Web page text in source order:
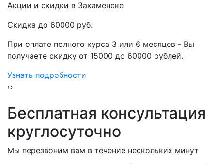
Акции и скидки в Закаменске
Скидка до 60000 руб.
При оплате полного курса 3 или 6 месяцев - Вы
получаете скидку от 15000 до 60000 рублей.
Узнать подробности
‹›
Бесплатная консультация
круглосуточно
Мы перезвоним вам в течение нескольких минут